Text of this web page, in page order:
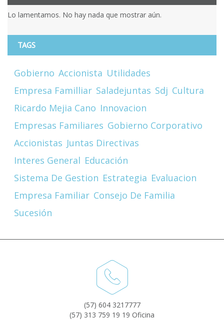
Lo lamentamos. No hay nada que mostrar aún.
TAGS
Gobierno Accionista Utilidades
Empresa Familliar Saladejuntas Sdj Cultura
Ricardo Mejia Cano Innovacion
Empresas Familiares Gobierno Corporativo
Accionistas Juntas Directivas
Interes General Educación
Sistema De Gestion Estrategia Evaluacion
Empresa Familiar Consejo De Familia
Sucesión
(57) 604 3217777
(57) 313 759 19 19 Oficina